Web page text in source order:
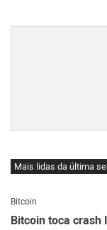
Mais lidas da última
Bitcoin
Bitcoin toca crash